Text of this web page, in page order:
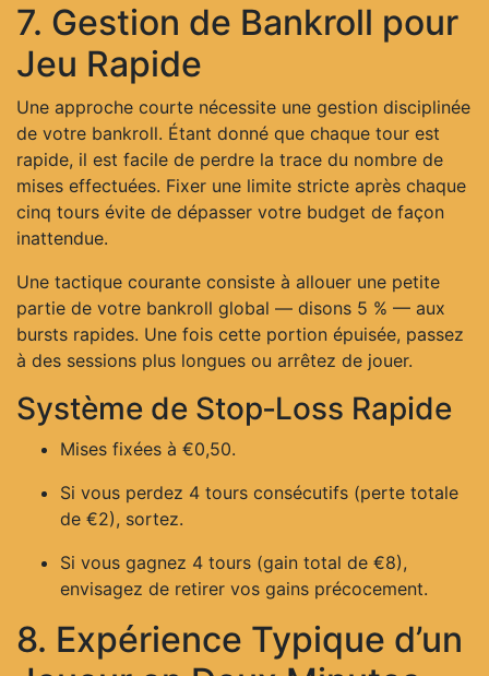
7. Gestion de Bankroll pour
Jeu Rapide
Une approche courte nécessite une gestion disciplinée
de votre bankroll. Étant donné que chaque tour est
rapide, il est facile de perdre la trace du nombre de
mises effectuées. Fixer une limite stricte après chaque
cinq tours évite de dépasser votre budget de façon
inattendue.
Une tactique courante consiste à allouer une petite
partie de votre bankroll global — disons 5 % — aux
bursts rapides. Une fois cette portion épuisée, passez
à des sessions plus longues ou arrêtez de jouer.
Système de Stop‑Loss Rapide
Mises fixées à €0,50.
Si vous perdez 4 tours consécutifs (perte totale
de €2), sortez.
Si vous gagnez 4 tours (gain total de €8),
envisagez de retirer vos gains précocement.
8. Expérience Typique d’un